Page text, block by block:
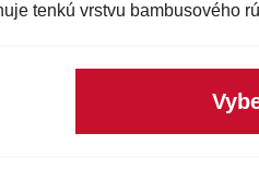
tenkú vrstvu bambusového